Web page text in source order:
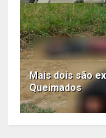
Mais dois são
Queimados